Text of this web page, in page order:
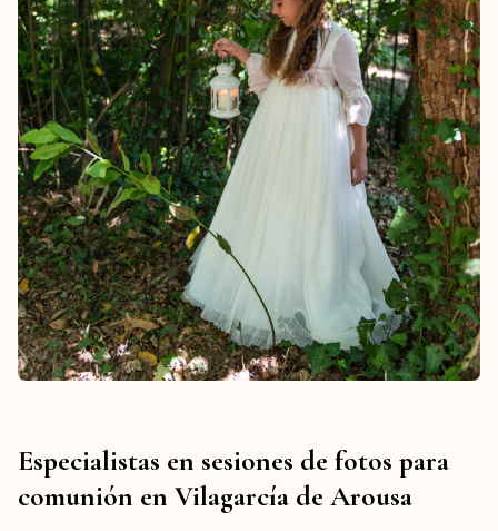
Especialistas en sesiones de fotos para
comunión en Vilagarcía de Arousa